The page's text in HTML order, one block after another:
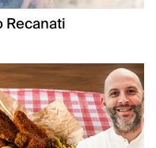
Recanati